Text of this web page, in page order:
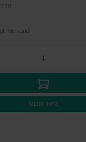
Versand
MEHR INFO